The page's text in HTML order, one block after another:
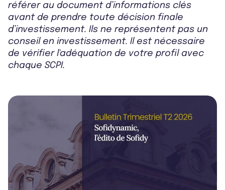
référer au document d’informations clés
avant de prendre toute décision finale
d’investissement. Ils ne représentent pas un
conseil en investissement. Il est nécessaire
de vérifier l'adéquation de votre profil avec
chaque SCPI.